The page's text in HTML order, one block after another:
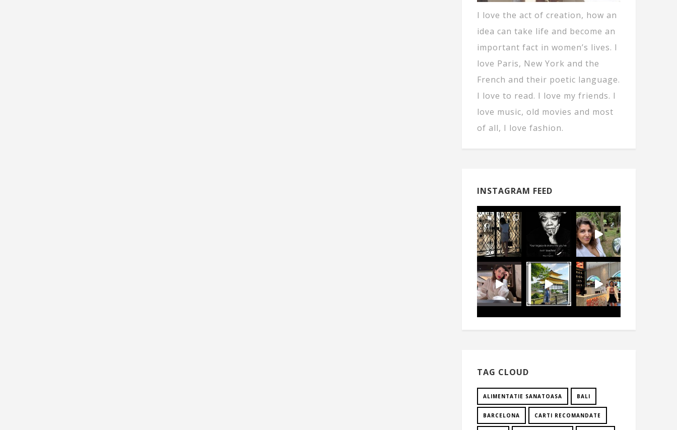
I love the act of creation, how an
idea can take life and become an
important fact in women’s lives. I
love Paris, New York and the
French and their poetic language.
I love to read. I love my friends. I
love music, old movies and most
of all, I love fashion.
INSTAGRAM FEED
TAG CLOUD
ALIMENTATIE SANATOASA BALI
BARCELONA CARTI RECOMANDATE